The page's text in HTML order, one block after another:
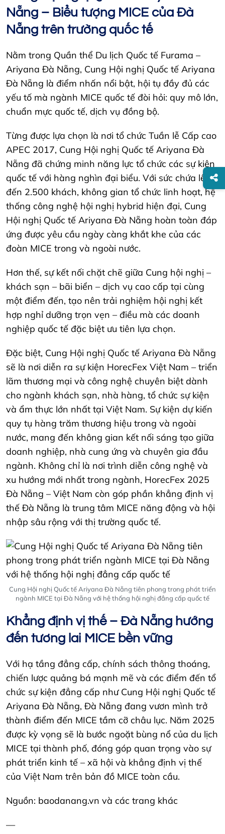
Nẵng – Biểu tượng MICE của Đà
Nẵng trên trường quốc tế
Nằm trong Quần thể Du lịch Quốc tế Furama –
Ariyana Đà Nẵng, Cung Hội nghị Quốc tế Ariyana
Đà Nẵng là điểm nhấn nổi bật, hội tụ đầy đủ các
yếu tố mà ngành MICE quốc tế đòi hỏi: quy mô lớn,
chuẩn mực quốc tế, dịch vụ đồng bộ.
Từng được lựa chọn là nơi tổ chức Tuần lễ Cấp cao
APEC 2017, Cung Hội nghị Quốc tế Ariyana Đà
Nẵng đã chứng minh năng lực tổ chức các sự kiện
quốc tế với hàng nghìn đại biểu. Với sức chứa lên
đến 2.500 khách, không gian tổ chức linh hoạt, hệ
thống công nghệ hội nghị hybrid hiện đại, Cung
Hội nghị Quốc tế Ariyana Đà Nẵng hoàn toàn đáp
ứng được yêu cầu ngày càng khắt khe của các
đoàn MICE trong và ngoài nước.
Hơn thế, sự kết nối chặt chẽ giữa Cung hội nghị –
khách sạn – bãi biển – dịch vụ cao cấp tại cùng
một điểm đến, tạo nên trải nghiệm hội nghị kết
hợp nghỉ dưỡng trọn vẹn – điều mà các doanh
nghiệp quốc tế đặc biệt ưu tiên lựa chọn.
Đặc biệt, Cung Hội nghị Quốc tế Ariyana Đà Nẵng
sẽ là nơi diễn ra sự kiện HorecFex Việt Nam – triển
lãm thương mại và công nghệ chuyên biệt dành
cho ngành khách sạn, nhà hàng, tổ chức sự kiện
và ẩm thực lớn nhất tại Việt Nam. Sự kiện dự kiến
quy tụ hàng trăm thương hiệu trong và ngoài
nước, mang đến không gian kết nối sáng tạo giữa
doanh nghiệp, nhà cung ứng và chuyên gia đầu
ngành. Không chỉ là nơi trình diễn công nghệ và
xu hướng mới nhất trong ngành, HorecFex 2025
Đà Nẵng – Việt Nam còn góp phần khẳng định vị
thế Đà Nẵng là trung tâm MICE năng động và hội
nhập sâu rộng với thị trường quốc tế.
Cung Hội nghị Quốc tế Ariyana Đà Nẵng tiên phong trong phát triển
ngành MICE tại Đà Nẵng với hệ thống hội nghị đẳng cấp quốc tế
Khẳng định vị thế – Đà Nẵng hướng
đến tương lai MICE bền vững
Với hạ tầng đẳng cấp, chính sách thông thoáng,
chiến lược quảng bá mạnh mẽ và các điểm đến tổ
chức sự kiện đẳng cấp như Cung Hội nghị Quốc tế
Ariyana Đà Nẵng, Đà Nẵng đang vươn mình trở
thành điểm đến MICE tầm cỡ châu lục. Năm 2025
được kỳ vọng sẽ là bước ngoặt bùng nổ của du lịch
MICE tại thành phố, đóng góp quan trọng vào sự
phát triển kinh tế – xã hội và khẳng định vị thế
của Việt Nam trên bản đồ MICE toàn cầu.
Nguồn: baodanang.vn và các trang khác
—